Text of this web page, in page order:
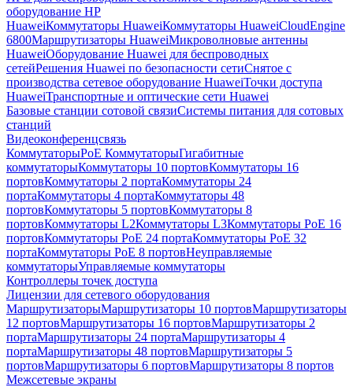
оборудование HP
HuaweiКоммутаторы HuaweiКоммутаторы HuaweiCloudEngine
6800Маршрутизаторы HuaweiМикроволновые антенны
HuaweiОборудование Huawei для беспроводных
сетейРешения Huawei по безопасности сетиСнятое с
производства сетевое оборудование HuaweiТочки доступа
HuaweiТранспортные и оптические сети Huawei
Базовые станции сотовой связиСистемы питания для сотовых
станций
Видеоконференцсвязь
КоммутаторыPoE КоммутаторыГигабитные
коммутаторыКоммутаторы 10 портовКоммутаторы 16
портовКоммутаторы 2 портаКоммутаторы 24
портаКоммутаторы 4 портаКоммутаторы 48
портовКоммутаторы 5 портовКоммутаторы 8
портовКоммутаторы L2Коммутаторы L3Коммутаторы PoE 16
портовКоммутаторы PoE 24 портаКоммутаторы PoE 32
портаКоммутаторы PoE 8 портовНеуправляемые
коммутаторыУправляемые коммутаторы
Контроллеры точек доступа
Лицензии для сетевого оборудования
МаршрутизаторыМаршрутизаторы 10 портовМаршрутизаторы
12 портовМаршрутизаторы 16 портовМаршрутизаторы 2
портаМаршрутизаторы 24 портаМаршрутизаторы 4
портаМаршрутизаторы 48 портовМаршрутизаторы 5
портовМаршрутизаторы 6 портовМаршрутизаторы 8 портов
Межсетевые экраны